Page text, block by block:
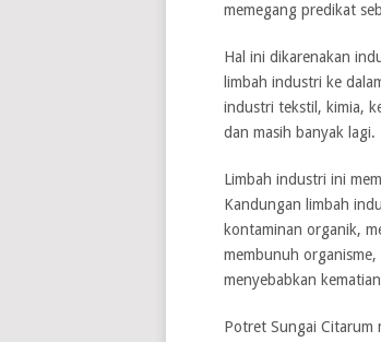
memegang predikat
Hal ini dikarenakan
limbah industri ke
industri tekstil, kimia,
dan masih banyak lagi.
Limbah industri ini
Kandungan limbah
kontaminan organik,
membunuh
menyebabkan
Potret Sungai Citarum